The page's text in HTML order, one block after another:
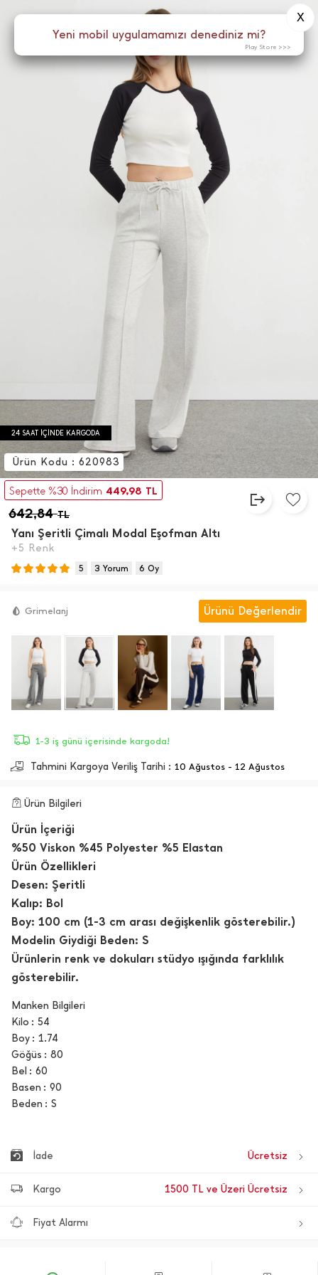
Menü
24 SAAT İÇİNDE KARGODA
Sepette %30 İndirim 449,98 TL
642,84TL
Yanı Şeritli Çimalı Modal Eşofman Altı
+5 Renk
Ürün Kodu : 620983
5 3 Yorum 6 Oy
Grimelanj Ürünü Değerlendir
1-3 iş günü içerisinde kargoda!
Tahmini Kargoya Veriliş Tarihi : 10 Ağustos - 12 Ağustos
Ürün Bilgileri
Ürün İçeriği
%50 Viskon %45 Polyester %5 Elastan
Ürün Özellikleri
Desen: Şeritli
Kalıp: Bol
Boy: 100 cm (1-3 cm arası değişkenlik gösterebilir.)
Modelin Giydiği Beden: S
Ürünlerin renk ve dokuları stüdyo ışığında farklılık
gösterebilir.
Manken Bilgileri
Kilo
54
Boy
1.74
Göğüs
80
Bel
60
Basen
90
Beden
S
İade Ücretsiz
Kargo 1500 TL ve Üzeri Ücretsiz
Fiyat Alarmı
Yeni mobil uygulamamızı denediniz mi?
X
Play Store >>>